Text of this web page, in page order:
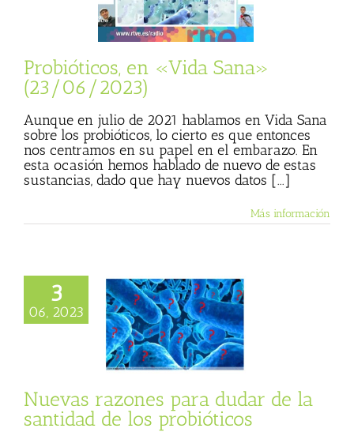
Probióticos, en «Vida Sana»
(23/06/2023)
Aunque en julio de 2021 hablamos en Vida Sana
sobre los probióticos, lo cierto es que entonces
nos centramos en su papel en el embarazo. En
esta ocasión hemos hablado de nuevo de estas
sustancias, dado que hay nuevos datos [...]
Más información
3
06, 2023
razones para
la santidad de
Nuevas razones para dudar de la
santidad de los probióticos